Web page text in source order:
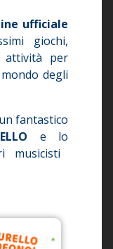
ufficiale
giochi,
attività per
degli
fantastico
e lo
musicisti